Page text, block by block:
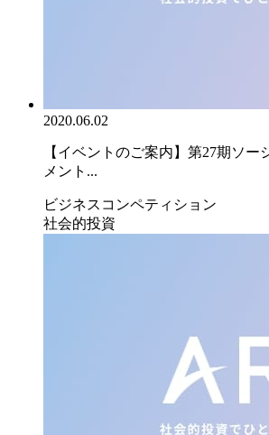
2020.06.02
【イベントのご案内】第27期ソー
メント...
ビジネスコンペティション
社会的投資